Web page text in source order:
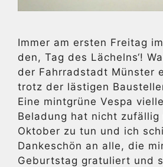
Immer am ersten Freitag
den, Tag des Lächelns‘!
der Fahrradstadt Münster
trotz der lästigen
Eine mintgrüne Vespa
Beladung hat nicht zufällig
Oktober zu tun und ich
Dankeschön an alle, die
Geburtstag gratuliert und